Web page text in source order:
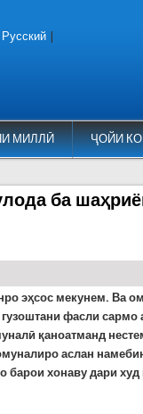
МИЛЛӢ ҶОЙИ
Русский
ба
эҳсос мекунем. Ва
фасли сармо
қаноатманд
аслан
барои хонаву дари